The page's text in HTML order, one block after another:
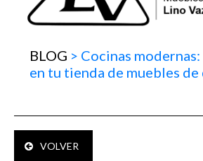
BLOG > Cocinas
en tu tienda de muebles de
VOLVER